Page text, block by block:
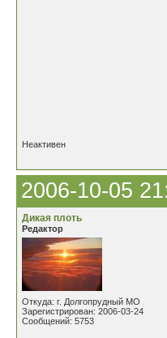
Неактивен
2006-10-05
Дикая плоть
Редактор
Откуда: г. Долгопрудный МО
Зарегистрирован: 2006-03-24
Сообщений: 5753